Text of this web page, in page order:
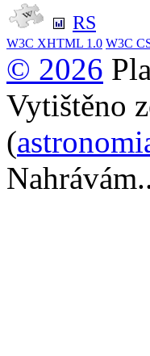
RS
W3C XHTML 1.0 W3C
© 2026
Vytištěno
(